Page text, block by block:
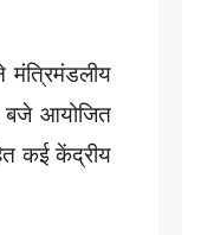
मंत्रिमंडलीय
बजे आयोजित
कई केंद्रीय